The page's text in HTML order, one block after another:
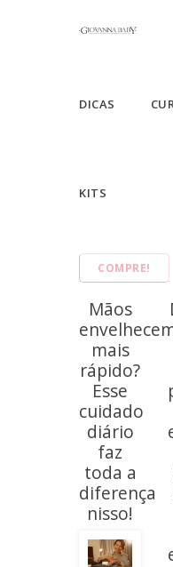
DICAS
KITS
COMPRE!
Mãos
mais
rápido?
Esse
cuidado
diário
faz
toda a
diferença
nisso!